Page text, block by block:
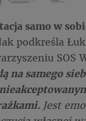
samo w
podkreśla
SOS
na samego
Jest